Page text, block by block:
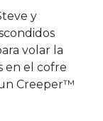
y
volar la
en el cofre
Creeper™